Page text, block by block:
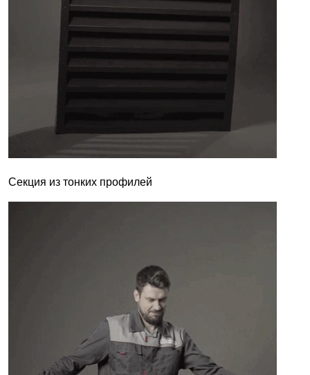
Секция из тонких профилей